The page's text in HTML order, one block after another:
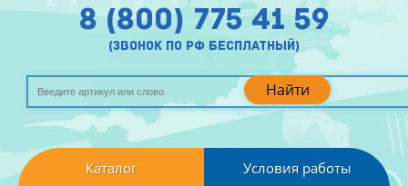
Найти
8 (800) 775 41 59
(звонок по рф бесплатный)
Каталог Условия работы